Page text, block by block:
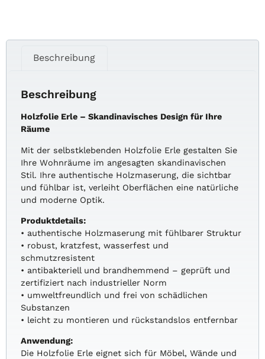
Beschreibung
Beschreibung
Holzfolie Erle – Skandinavisches Design für Ihre
Räume
Mit der selbstklebenden Holzfolie Erle gestalten Sie
Ihre Wohnräume im angesagten skandinavischen
Stil. Ihre authentische Holzmaserung, die sichtbar
und fühlbar ist, verleiht Oberflächen eine natürliche
und moderne Optik.
Produktdetails:
• authentische Holzmaserung mit fühlbarer Struktur
• robust, kratzfest, wasserfest und
schmutzresistent
• antibakteriell und brandhemmend – geprüft und
zertifiziert nach industrieller Norm
• umweltfreundlich und frei von schädlichen
Substanzen
• leicht zu montieren und rückstandslos entfernbar
Anwendung:
Die Holzfolie Erle eignet sich für Möbel, Wände und